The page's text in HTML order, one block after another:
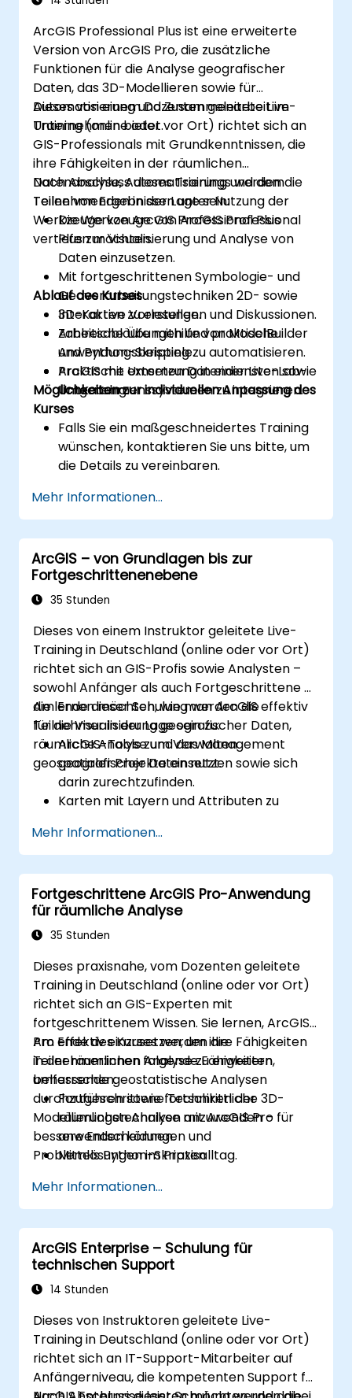
ArcGIS Professional Plus ist eine erweiterte
Version von ArcGIS Pro, die zusätzliche
Funktionen für die Analyse geografischer
Daten, das 3D-Modellieren sowie für
Automatisierung und Zusammenarbeit im
Unternehmen bietet.
Dieses von einem Dozenten geleitete Live-
Training (online oder vor Ort) richtet sich an
GIS-Professionals mit Grundkenntnissen, die
ihre Fähigkeiten in der räumlichen
Datenanalyse, Automatisierung und dem
Teilen von Ergebnissen unter Nutzung der
Werkzeuge von ArcGIS Professional Plus
vertiefen möchten.
Nach Abschluss dieses Trainings werden die
Teilnehmenden in der Lage sein:
Die Werkzeuge von ArcGIS Professional
Plus zur Visualisierung und Analyse von
Daten einzusetzen.
Mit fortgeschrittenen Symbologie- und
Geoverarbeitungstechniken 2D- sowie
3D-Karten zu erstellen.
Arbeitsabläufe mithilfe von ModelBuilder
und Python-Skripting zu automatisieren.
ArcGIS mit externen Datendiensten sowie
Unternehmenssystemen zu integrieren.
Ablauf des Kurses
Interaktive Vorlesungen und Diskussionen.
Zahlreiche Übungen und praktische
Anwendungsbeispiele.
Praktische Umsetzung in einer Live-Lab-
Umgebung.
Möglichkeiten zur individuellen Anpassung des
Kurses
Falls Sie ein maßgeschneidertes Training
wünschen, kontaktieren Sie uns bitte, um
die Details zu vereinbaren.
Mehr Informationen...
ArcGIS – von Grundlagen bis zur
Fortgeschrittenenebene
35 Stunden
Dieses von einem Instruktor geleitete Live-
Training in Deutschland (online oder vor Ort)
richtet sich an GIS-Profis sowie Analysten –
sowohl Anfänger als auch Fortgeschrittene –,
die lernen möchten, wie man ArcGIS effektiv
für die Visualisierung geografischer Daten,
räumliche Analyse und das Management
geospatialer Projekte einsetzt.
Am Ende dieser Schulung werden die
Teilnehmer in der Lage sein zu:
ArcGIS-Tools zum Verwalten
geografischer Daten nutzen sowie sich
darin zurechtzufinden.
Karten mit Layern und Attributen zu
Fortgeschrittene räumliche Analysen
sowie Geoverarbeitungsaufgaben
durchzuführen.
Arbeitsabläufe mithilfe von ModelBuilder
und Python zu automatisieren.
Mehr Informationen...
Fortgeschrittene ArcGIS Pro-Anwendung
für räumliche Analyse
35 Stunden
Dieses praxisnahe, vom Dozenten geleitete
Training in Deutschland (online oder vor Ort)
richtet sich an GIS-Experten mit
fortgeschrittenem Wissen. Sie lernen, ArcGIS
Pro effektiv einzusetzen, um ihre Fähigkeiten
in der räumlichen Analyse zu erweitern,
umfassende geostatistische Analysen
durchzuführen sowie fortschrittliche 3D-
Modellierungstechniken anzuwenden – für
bessere Entscheidungen und
Problemlösungen im Praxisalltag.
Am Ende des Kurses werden die
Teilnehmer:innen folgende Fähigkeiten
beherrschen:
Fortgeschrittene Techniken der
räumlichen Analyse mit ArcGIS Pro
anwenden können.
Mittels Python-Skripten
komplexe Datenverarbeitungen
realisieren.
Räumliche Modellierungstechniken zur
Lösung konkreter Probleme in der Praxis
einsetzen.
Geostatistische Analysen durchführen,
Externe Datensätze integrieren sowie 3D-
Techniken zur räumlichen Analyse nutzen.
Mehr Informationen...
ArcGIS Enterprise – Schulung für
technischen Support
14 Stunden
Dieses von Instruktoren geleitete Live-
Training in Deutschland (online oder vor Ort)
richtet sich an IT-Support-Mitarbeiter auf
Anfängerniveau, die kompetenten Support für